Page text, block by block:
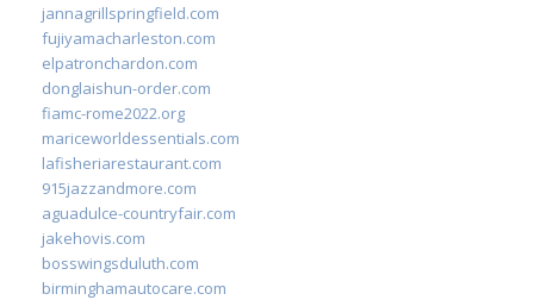
jannagrillspringfield.com
fujiyamacharleston.com
elpatronchardon.com
donglaishun-order.com
fiamc-rome2022.org
mariceworldessentials.com
lafisheriarestaurant.com
915jazzandmore.com
aguadulce-countryfair.com
jakehovis.com
bosswingsduluth.com
birminghamautocare.com